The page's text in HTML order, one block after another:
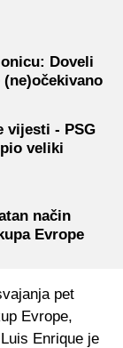
Doveli
vijesti - PSG
veliki
način
Evrope
pet
Evrope,
Enrique je